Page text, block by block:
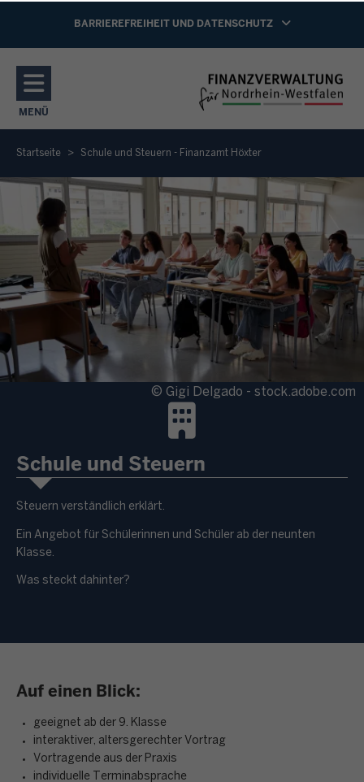
Direkt zum Inhalt
NAVIGATION AKTIVIEREN/DEAKTIVIEREN:
BARRIEREFREIHEIT UND DATENSCHUTZ
MENÜ
NAVIGATION AKTIVIEREN/DEAKTIVIEREN: HAUPTMENÜ
Startseite Schule und Steuern - Finanzamt Höxter
Schule und Steuern
Steuern verständlich erklärt.
Ein Angebot für Schülerinnen und Schüler ab der neunten
Klasse.
Was steckt dahinter?
© Gigi Delgado - stock.adobe.com
Auf einen Blick:
geeignet ab der 9. Klasse
interaktiver, altersgerechter Vortrag
Vortragende aus der Praxis
individuelle Terminabsprache